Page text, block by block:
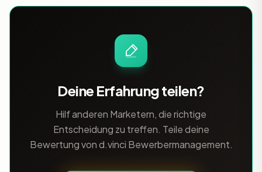
Deine Erfahrung teilen?
Hilf anderen Marketern, die richtige
Entscheidung zu treffen. Teile deine
Bewertung von d.vinci Bewerbermanagement.